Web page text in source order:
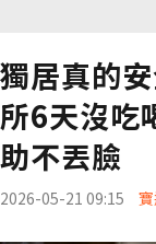
獨居真的
所6天沒吃
助不丟臉
2026-05-21 09:15